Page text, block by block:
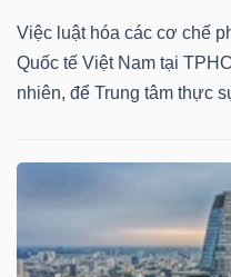
Việc luật hóa các cơ chế
Quốc tế Việt Nam tại
nhiên, để Trung tâm thực